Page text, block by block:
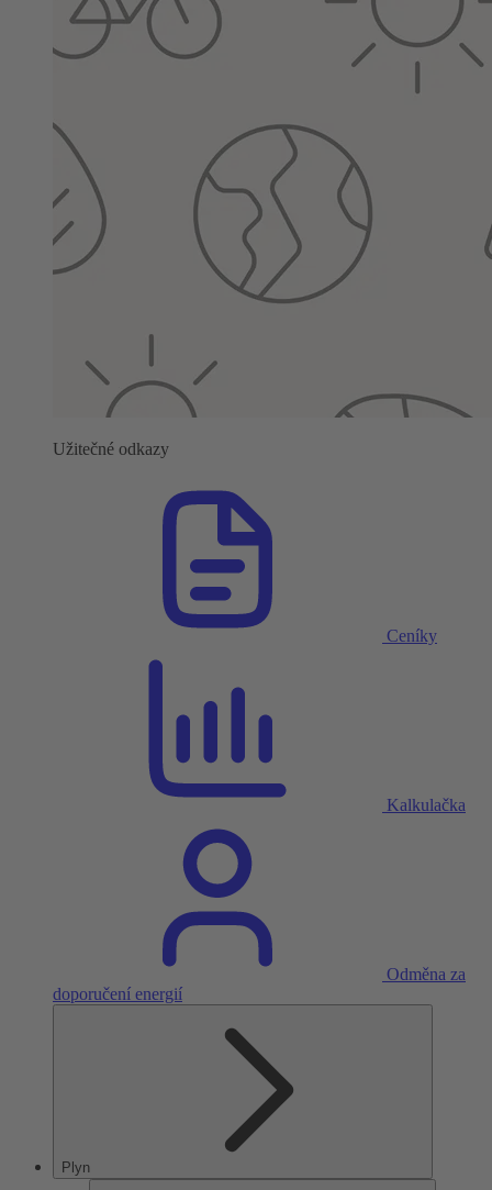
Užitečné odkazy
Ceníky
Kalkulačka
Odměna za
doporučení energií
Plyn